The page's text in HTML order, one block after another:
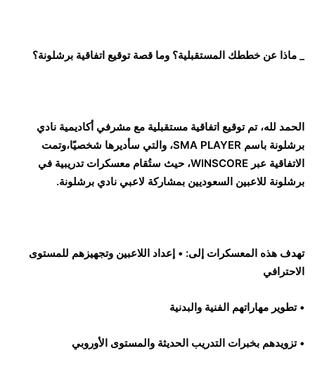
_ ماذا عن خططك المستقبلية؟ وما قصة توقيع اتفاقية برشلونة؟
الحمد لله، تم توقيع اتفاقية مستقبلية مع مشرفي أكاديمية نادي
برشلونة باسم SMA PLAYER، والتي سأديرها شخصيًا،وتمت
الاتفاقية عبر WINSCORE، حيث ستُقام معسكرات تدريبية في
برشلونة للاعبين السعوديين بمشاركة لاعبي نادي برشلونة.
تهدف هذه المعسكرات إلى: • إعداد اللاعبين وتجهيزهم للمستوى
الاحترافي
• تطوير مهاراتهم الفنية والبدنية
• تزويدهم بخبرات التدريب الحديثة والمستوى الأوروبي